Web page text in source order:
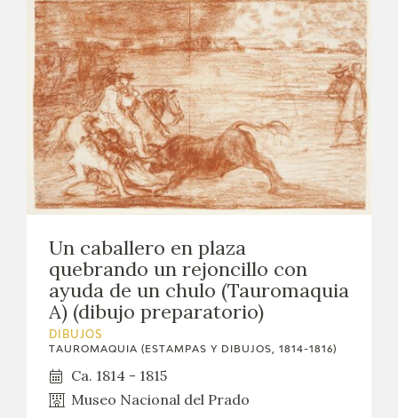
Un caballero en plaza
quebrando un rejoncillo con
ayuda de un chulo (Tauromaquia
A) (dibujo preparatorio)
DIBUJOS
TAUROMAQUIA (ESTAMPAS Y DIBUJOS, 1814-1816)
Ca. 1814 - 1815
Museo Nacional del Prado